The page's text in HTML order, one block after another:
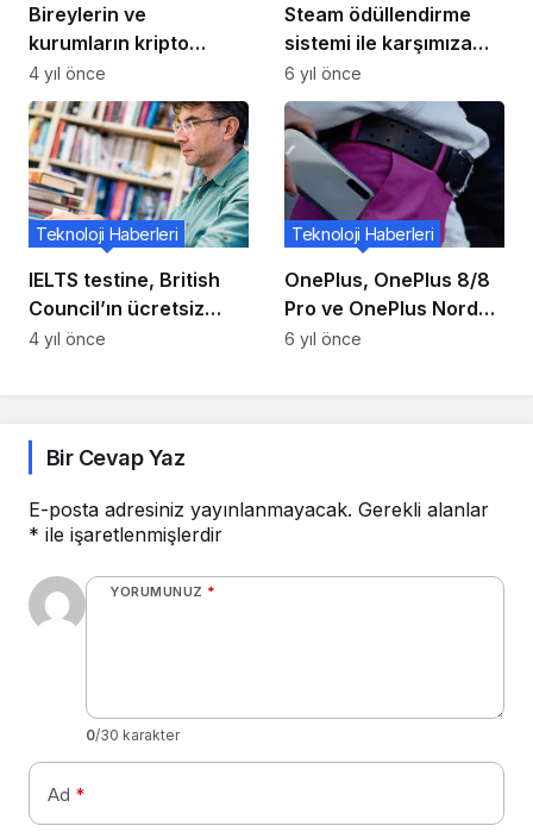
Bireylerin ve
kurumların kripto
paralara ilgisi rekor
seviyeye ulaştı
4 yıl önce
Steam ödüllendirme
sistemi ile karşımıza
çıkacak
6 yıl önce
IELTS testine, British
Council’ın ücretsiz
kaynaklarıyla ev
Teknoloji Haberleri
4 yıl önce
OnePlus, OnePlus 8/8
Pro ve OnePlus Nord
İçin Yazılım Desteği
Teknoloji Haberleri
6 yıl önce
Bir Cevap Yaz
E-posta adresiniz yayınlanmayacak. Gerekli alanlar
* ile işaretlenmişlerdir
YORUMUNUZ *
0/30 karakter
Ad *